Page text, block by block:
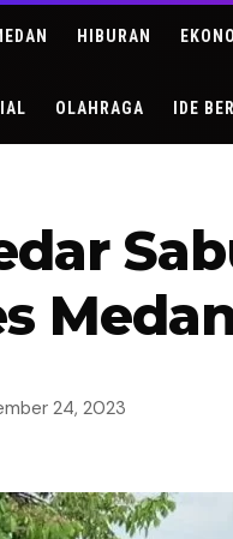
HIBURAN
OLAHRAGA IDE
24, 2023